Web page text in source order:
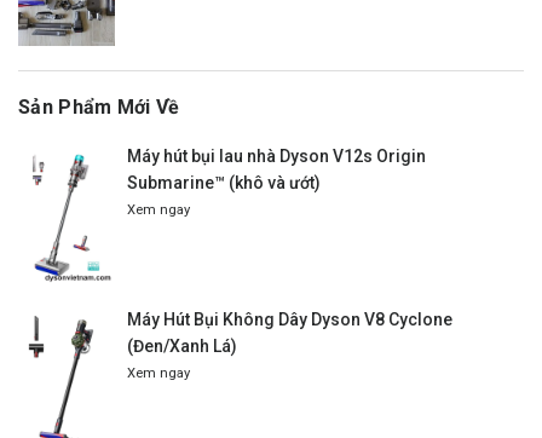
Sản Phẩm Mới Về
Máy hút bụi lau nhà Dyson V12s Origin
Submarine™ (khô và ướt)
Xem ngay
Máy Hút Bụi Không Dây Dyson V8 Cyclone
(Đen/Xanh Lá)
Xem ngay